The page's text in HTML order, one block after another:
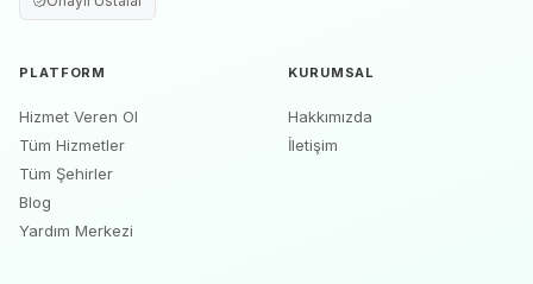
PLATFORM
Hizmet Veren Ol
Tüm Hizmetler
Tüm Şehirler
Blog
Yardım Merkezi
KURUMSAL
Hakkımızda
İletişim